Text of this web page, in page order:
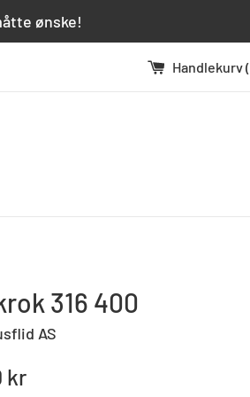
ønske!
Handlekurv (
316 400
AS
kr